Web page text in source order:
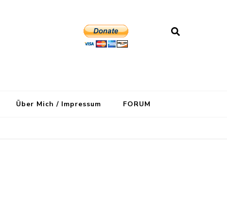
Über Mich / Impressum FORUM